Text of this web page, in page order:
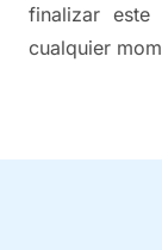
finalizar este
cualquier